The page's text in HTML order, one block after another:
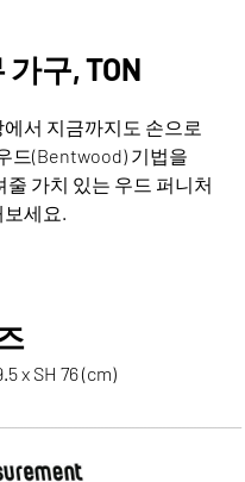
구, TON
에서 지금까지도 손으로
드(Bentwood) 기법을
가치 있는 우드 퍼니처
보세요.
x SH 76 (cm)